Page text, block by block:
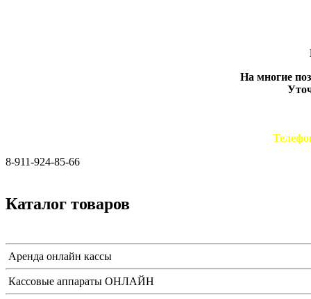
На многие
8-911-924-85-66
Каталог товаров
Аренда онлайн кассы
Кассовые аппараты ОНЛАЙН